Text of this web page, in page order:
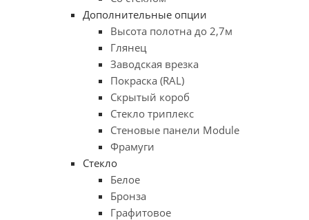
Дополнительные опции
Высота полотна до 2,7м
Глянец
Заводская врезка
Покраска (RAL)
Скрытый короб
Стекло триплекс
Стеновые панели Module
Фрамуги
Стекло
Белое
Бронза
Графитовое